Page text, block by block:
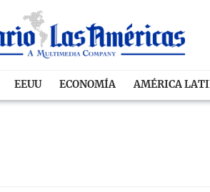
EEUU ECONOMÍA AMÉRICA